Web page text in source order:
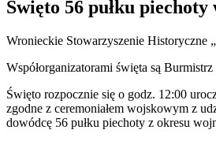
Święto 56 pułku
Wronieckie Stowarzyszenie Historyczne
Współorganizatorami święta są
Święto rozpocznie się o godz. 12:00
zgodne z ceremoniałem wojskowym z
dowódcę 56 pułku piechoty z okresu